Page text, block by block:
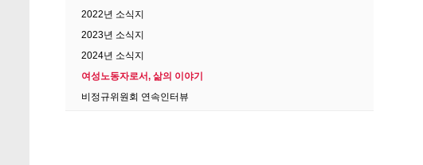
2022년 소식지
2023년 소식지
2024년 소식지
여성노동자로서, 삶의 이야기
비정규위원회 연속인터뷰